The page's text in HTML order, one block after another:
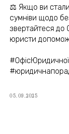
⚖️ Якщо ви
сумніви щодо
звертайтеся до
юристи
05.09.2025